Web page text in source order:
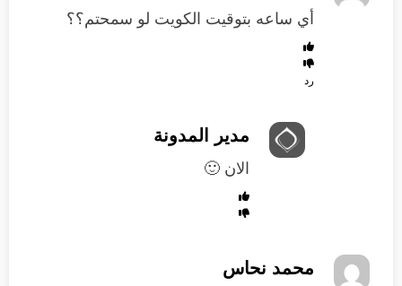
أي ساعه بتوقيت الكويت لو سمحتم؟؟
رد
مدير المدونة
الان 🙂
محمد نحاس